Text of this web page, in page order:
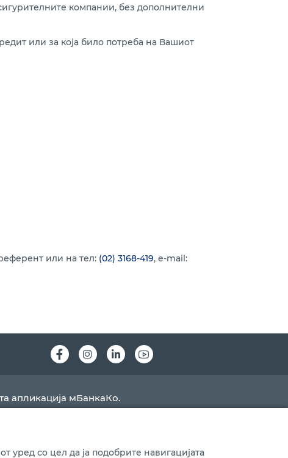
компании, без дополнителни
или за која било потреба на Вашиот
или на тел: (02) 3168-419, e-mail:
Instagram
LinkedInYoutube
апликација мБанкаКо.
уред со цел да ја подобрите навигацијата